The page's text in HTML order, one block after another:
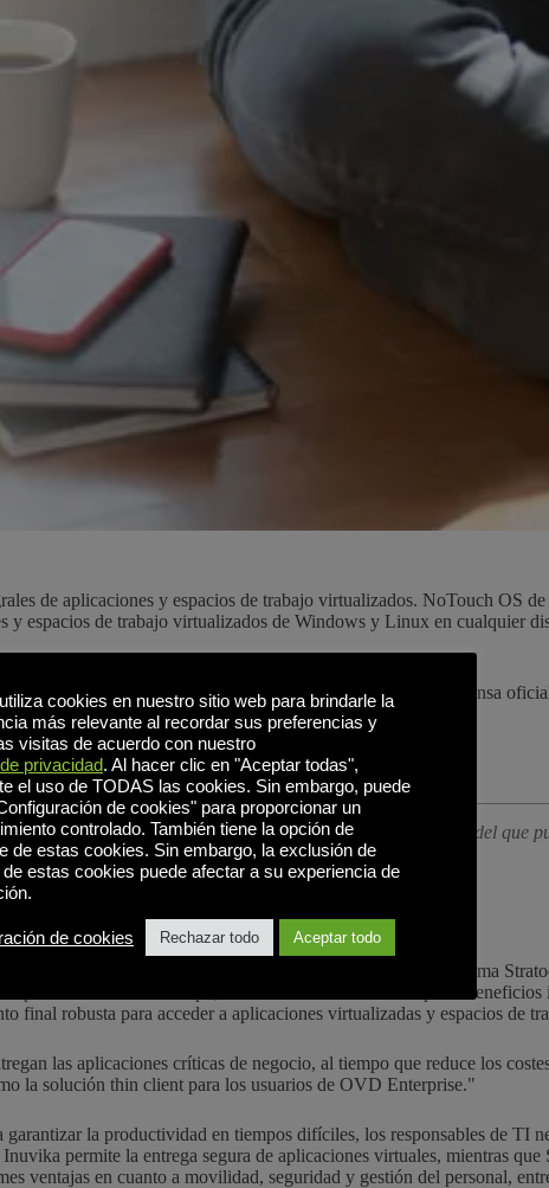
de aplicaciones y espacios de trabajo virtualizados. NoTouch OS
y espacios de trabajo virtualizados de Windows y Linux en cualquier
remota en cualquier dispositivo. Lea el comunicado de prensa
operativo para clientes ligeros llamado ResoluteOS, del que
EUC, revela otro contendiente de peso en el ecosistema
planeta. Al mismo tiempo, el software de Stratodesk aporta
final robusta para acceder a aplicaciones virtualizadas y espacios de
las aplicaciones críticas de negocio, al tiempo que reduce los
la solución thin client para los usuarios de OVD Enterprise."
la productividad en tiempos difíciles, los responsables de TI
permite la entrega segura de aplicaciones virtuales, mientras
ventajas en cuanto a movilidad, seguridad y gestión del personal,
cookies en nuestro sitio web para brindarle la
más relevante al recordar sus preferencias y
visitas de acuerdo con nuestro
privacidad. Al hacer clic en "Aceptar todas",
el uso de TODAS las cookies. Sin embargo, puede
de cookies" para proporcionar un
controlado. También tiene la opción de
de estas cookies. Sin embargo, la exclusión de
estas cookies puede afectar a su experiencia de
de cookies Rechazar todo Aceptar todo